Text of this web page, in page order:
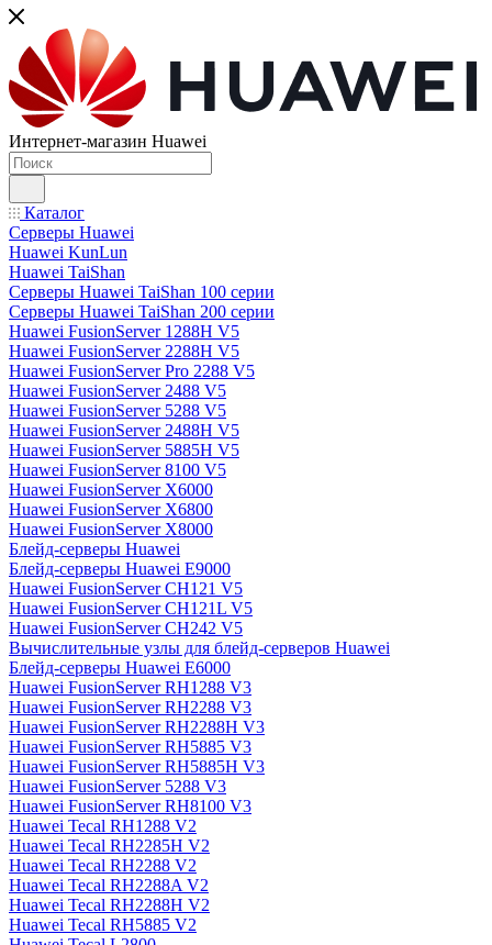
Интернет-магазин Huawei
Каталог
Серверы Huawei
Huawei KunLun
Huawei TaiShan
Серверы Huawei TaiShan 100 серии
Серверы Huawei TaiShan 200 серии
Huawei FusionServer 1288H V5
Huawei FusionServer 2288H V5
Huawei FusionServer Pro 2288 V5
Huawei FusionServer 2488 V5
Huawei FusionServer 5288 V5
Huawei FusionServer 2488H V5
Huawei FusionServer 5885H V5
Huawei FusionServer 8100 V5
Huawei FusionServer X6000
Huawei FusionServer X6800
Huawei FusionServer X8000
Блейд-серверы Huawei
Блейд-серверы Huawei E9000
Huawei FusionServer CH121 V5
Huawei FusionServer CH121L V5
Huawei FusionServer CH242 V5
Вычислительные узлы для блейд-серверов Huawei
Блейд-серверы Huawei E6000
Huawei FusionServer RH1288 V3
Huawei FusionServer RH2288 V3
Huawei FusionServer RH2288H V3
Huawei FusionServer RH5885 V3
Huawei FusionServer RH5885H V3
Huawei FusionServer 5288 V3
Huawei FusionServer RH8100 V3
Huawei Tecal RH1288 V2
Huawei Tecal RH2285H V2
Huawei Tecal RH2288 V2
Huawei Tecal RH2288A V2
Huawei Tecal RH2288H V2
Huawei Tecal RH5885 V2